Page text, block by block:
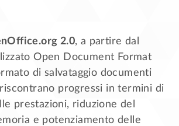
2.0, a partire dal
Open Document Format
di salvataggio documenti
progressi in termini di
prestazioni, riduzione del
e potenziamento delle